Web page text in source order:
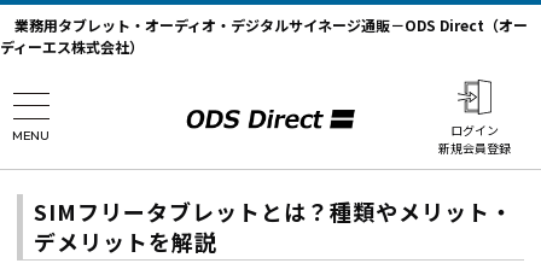
業務用タブレット・オーディオ・デジタルサイネージ通販－ODS Direct（オー
ディーエス株式会社）
MENU
ログイン
新規会員登録
SIMフリータブレットとは？種類やメリット・
デメリットを解説